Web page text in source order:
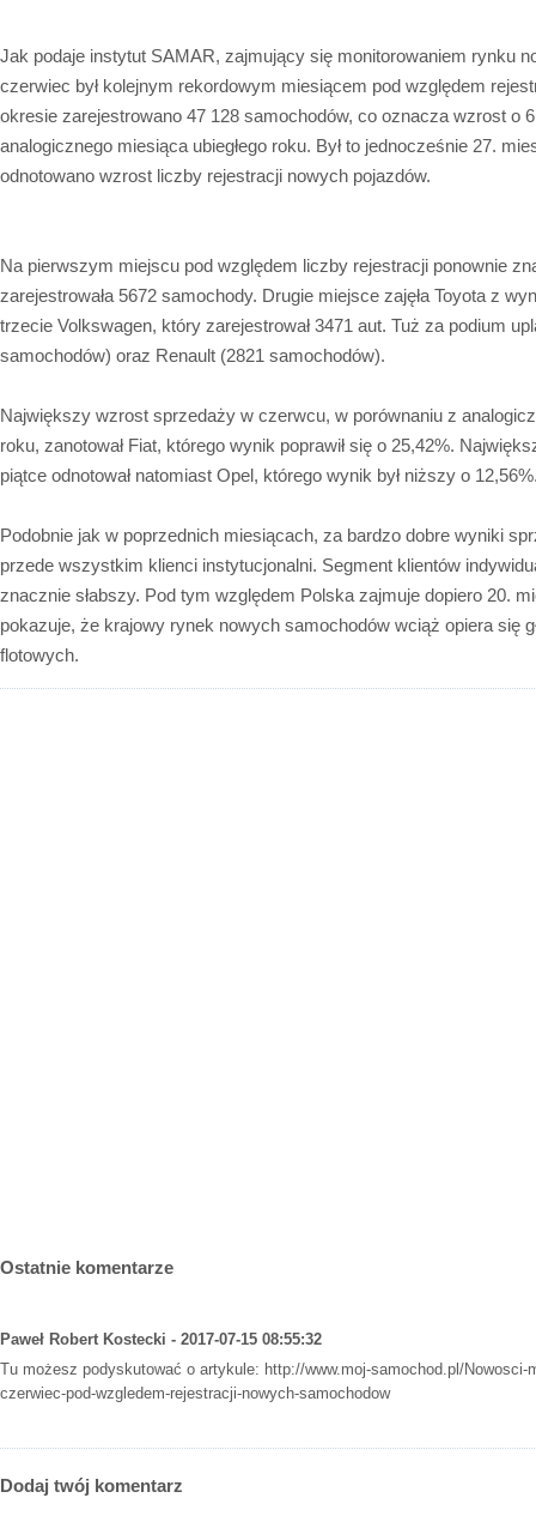
Jak podaje instytut SAMAR, zajmujący się monitorowaniem rynku
czerwiec był kolejnym rekordowym miesiącem pod względem
okresie zarejestrowano 47 128 samochodów, co oznacza wzrost o
analogicznego miesiąca ubiegłego roku. Był to jednocześnie 27.
odnotowano wzrost liczby rejestracji nowych pojazdów.
Na pierwszym miejscu pod względem liczby rejestracji ponownie
zarejestrowała 5672 samochody. Drugie miejsce zajęła Toyota z
trzecie Volkswagen, który zarejestrował 3471 aut. Tuż za podium
samochodów) oraz Renault (2821 samochodów).
Największy wzrost sprzedaży w czerwcu, w porównaniu z
roku, zanotował Fiat, którego wynik poprawił się o 25,42%.
piątce odnotował natomiast Opel, którego wynik był niższy o
Podobnie jak w poprzednich miesiącach, za bardzo dobre wyniki
przede wszystkim klienci instytucjonalni. Segment klientów
znacznie słabszy. Pod tym względem Polska zajmuje dopiero 20.
pokazuje, że krajowy rynek nowych samochodów wciąż opiera się
flotowych.
Ostatnie komentarze
Paweł Robert Kostecki - 2017-07-15 08:55:32
Tu możesz podyskutować o artykule: http://www.moj-samochod.pl/
czerwiec-pod-wzgledem-rejestracji-nowych-samochodow
Dodaj twój komentarz